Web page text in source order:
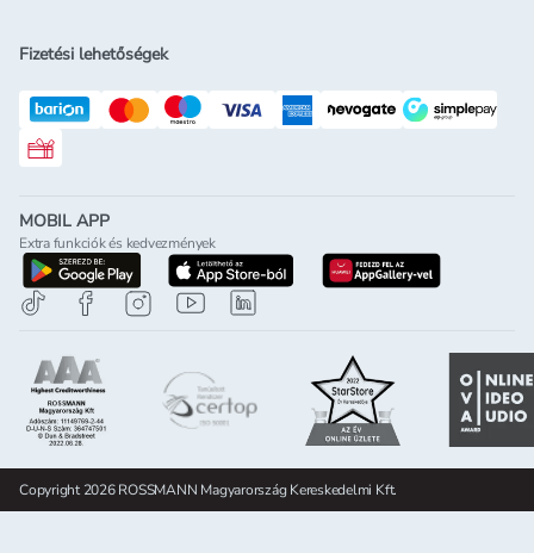
Fizetési lehetőségek
Rossmann ajándékkártya
MOBIL APP
Extra funkciók és kedvezmények
letöltés a google-play-rölletöltés az app-store-ból
letöltés
Copyright 2026 ROSSMANN Magyarország Kereskedelmi Kft.